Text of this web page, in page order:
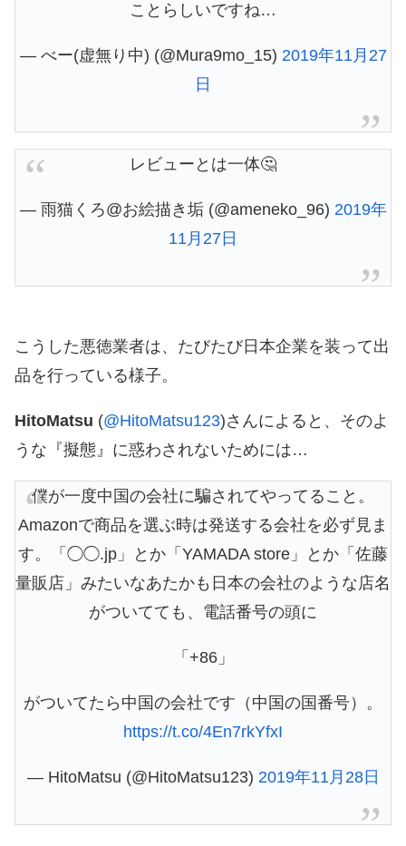
ことらしいですね…
— べー(虚無り中) (@Mura9mo_15) 2019年11月27
日
レビューとは一体🤔
— 雨猫くろ@お絵描き垢 (@ameneko_96) 2019年
11月27日
こうした悪徳業者は、たびたび日本企業を装って出
品を行っている様子。
HitoMatsu (@HitoMatsu123)さんによると、そのよ
うな『擬態』に惑わされないためには…
僕が一度中国の会社に騙されてやってること。
Amazonで商品を選ぶ時は発送する会社を必ず見ま
す。「◯◯.jp」とか「YAMADA store」とか「佐藤
量販店」みたいなあたかも日本の会社のような店名
がついてても、電話番号の頭に
「+86」
がついてたら中国の会社です（中国の国番号）。
https://t.co/4En7rkYfxI
— HitoMatsu (@HitoMatsu123) 2019年11月28日